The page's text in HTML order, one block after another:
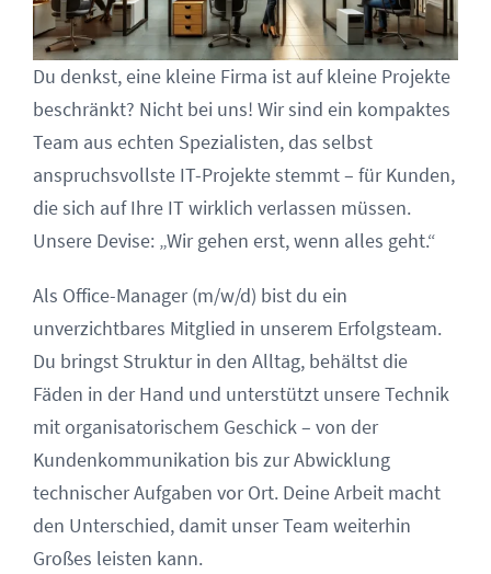
Du denkst, eine kleine Firma ist auf kleine Projekte
beschränkt? Nicht bei uns! Wir sind ein kompaktes
Team aus echten Spezialisten, das selbst
anspruchsvollste IT-Projekte stemmt – für Kunden,
die sich auf Ihre IT wirklich verlassen müssen.
Unsere Devise: „Wir gehen erst, wenn alles geht.“
Als Office-Manager (m/w/d) bist du ein
unverzichtbares Mitglied in unserem Erfolgsteam.
Du bringst Struktur in den Alltag, behältst die
Fäden in der Hand und unterstützt unsere Technik
mit organisatorischem Geschick – von der
Kundenkommunikation bis zur Abwicklung
technischer Aufgaben vor Ort. Deine Arbeit macht
den Unterschied, damit unser Team weiterhin
Großes leisten kann.